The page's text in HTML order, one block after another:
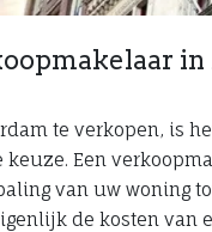
te verkopen, is
Een
van uw woning
de kosten van